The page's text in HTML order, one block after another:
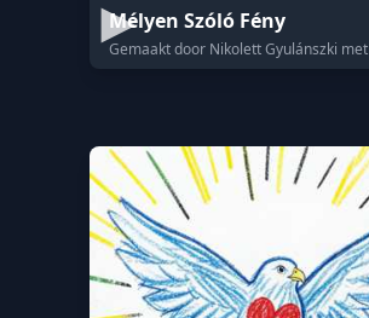
Mélyen Szóló Fény
Gemaakt door Nikolett Gyulánszki met